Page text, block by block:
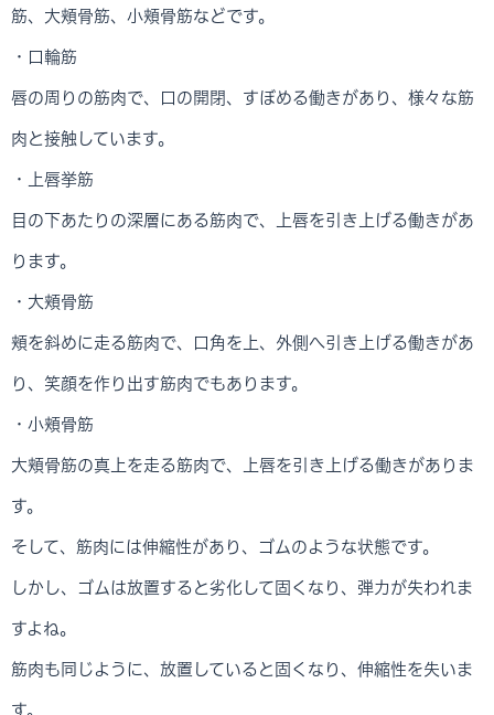
筋、大頬骨筋、小頬骨筋などです。
・口輪筋
唇の周りの筋肉で、口の開閉、すぼめる働きがあり、様々な筋
肉と接触しています。
・上唇挙筋
目の下あたりの深層にある筋肉で、上唇を引き上げる働きがあ
ります。
・大頬骨筋
頬を斜めに走る筋肉で、口角を上、外側へ引き上げる働きがあ
り、笑顔を作り出す筋肉でもあります。
・小頬骨筋
大頬骨筋の真上を走る筋肉で、上唇を引き上げる働きがありま
す。
そして、筋肉には伸縮性があり、ゴムのような状態です。
しかし、ゴムは放置すると劣化して固くなり、弾力が失われま
すよね。
筋肉も同じように、放置していると固くなり、伸縮性を失いま
す。